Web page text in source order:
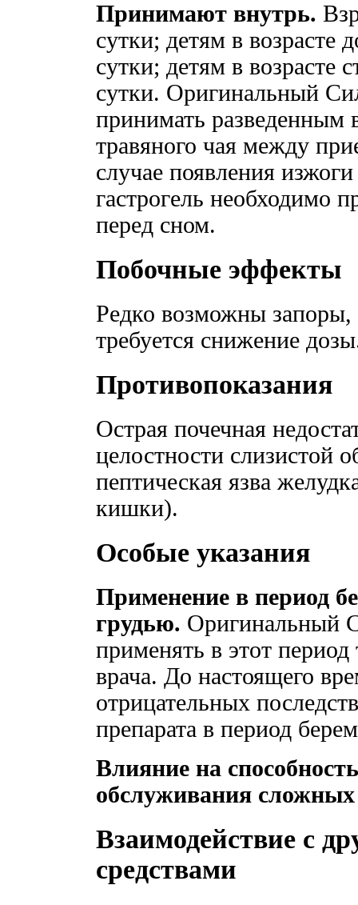
Принимают внутрь.
сутки; детям в возрасте
сутки; детям в возрасте
сутки. Оригинальный
принимать разведенным
травяного чая между
случае появления
гастрогель необходимо
перед сном.
Побочные эффекты
Редко возможны
требуется снижение
Противопоказания
Острая почечная
целостности
пептическая язва
кишки).
Особые указания
Применение в период
грудью. Оригинальный
применять в этот
врача. До настоящего
отрицательных
препарата в период
Влияние на
обслуживания
Взаимодействие с
средствами